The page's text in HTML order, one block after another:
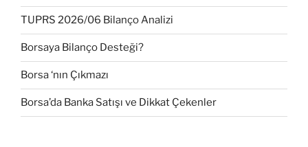
TUPRS 2026/06 Bilanço Analizi
Borsaya Bilanço Desteği?
Borsa ‘nın Çıkmazı
Borsa’da Banka Satışı ve Dikkat Çekenler